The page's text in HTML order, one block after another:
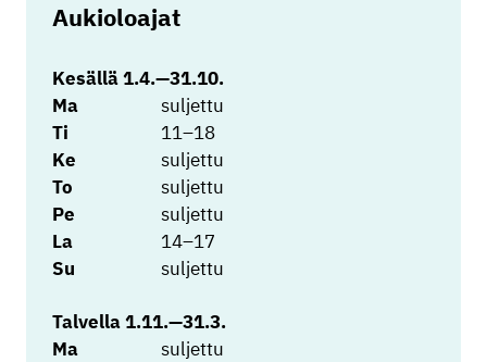
Aukioloajat
Kesällä 1.4.—31.10.
Ma
suljettu
Ti
11–18
Ke
suljettu
To
suljettu
Pe
suljettu
La
14–17
Su
suljettu
Talvella 1.11.—31.3.
Ma
suljettu